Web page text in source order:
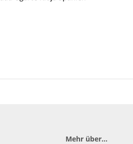
Mehr über...